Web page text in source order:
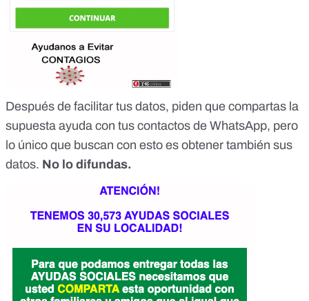
Después de facilitar tus datos, piden que compartas la
supuesta ayuda con tus contactos de WhatsApp, pero
lo único que buscan con esto es obtener también sus
datos. No lo difundas.